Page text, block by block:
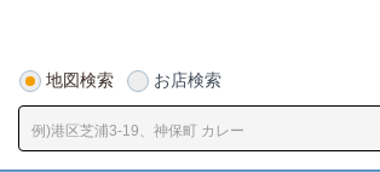
地図検索 お店検索